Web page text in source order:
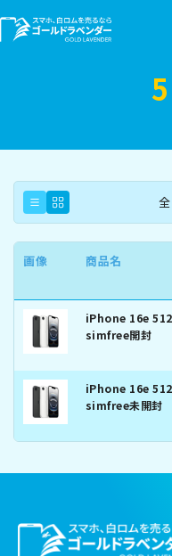
画像 商品名
iPhone 16e
simfree開封
iPhone 16e
simfree未開封